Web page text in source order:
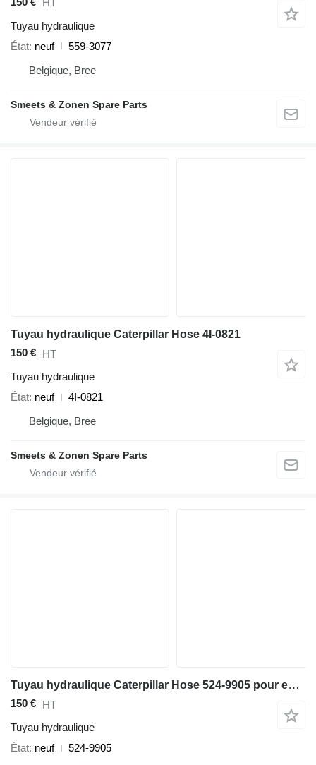
HT
Tuyau hydraulique
État neuf
559-3077
Belgique, Bree
Smeets & Zonen Spare Parts
Tuyau hydraulique Caterpillar Hose 4I-0821
150 € HT
Tuyau hydraulique
État neuf
4I-0821
Belgique, Bree
Smeets & Zonen Spare Parts
Tuyau hydraulique Caterpillar Hose 524-9905 pour excavateur
150 € HT
Tuyau hydraulique
État neuf
524-9905